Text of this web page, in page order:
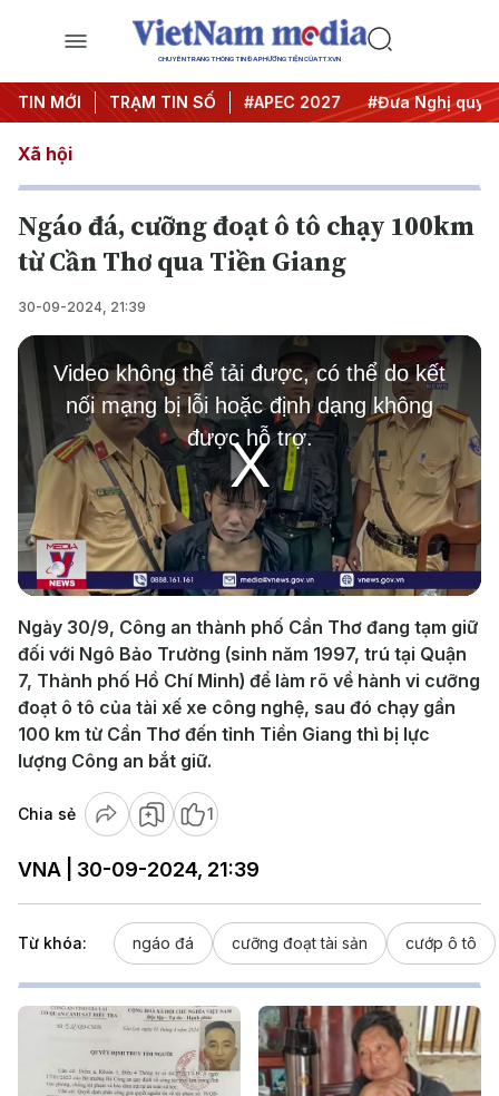
CHUYÊN TRANG THÔNG TIN ĐA PHƯƠNG TIỆN CỦA TTXVN
TIN MỚI TRẠM TIN SỐ
#Hội nghị Trung ương 3 #APEC 2027 #Đưa Nghị quyết
Xã hội
Ngáo đá, cưỡng đoạt ô tô chạy 100km
từ Cần Thơ qua Tiền Giang
30-09-2024, 21:39
Play
Video
This
modal
window.
Video không thể tải được, có thể do kết
nối mạng bị lỗi hoặc định dạng không
được hỗ trợ.
Ngày 30/9, Công an thành phố Cần Thơ đang tạm giữ
đối với Ngô Bảo Trường (sinh năm 1997, trú tại Quận
7, Thành phố Hồ Chí Minh) để làm rõ về hành vi cưỡng
đoạt ô tô của tài xế xe công nghệ, sau đó chạy gần
100 km từ Cần Thơ đến tỉnh Tiền Giang thì bị lực
lượng Công an bắt giữ.
Chia sẻ 1
VNA | 30-09-2024, 21:39
Từ khóa: ngáo đá cưỡng đoạt tài sản cướp ô tô